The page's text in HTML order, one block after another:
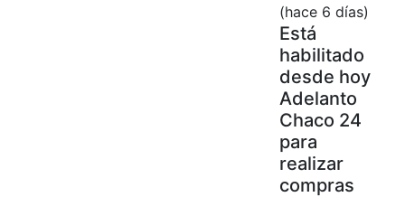
(hace 6 días)
Está
habilitado
desde hoy
Adelanto
Chaco 24
para
realizar
compras